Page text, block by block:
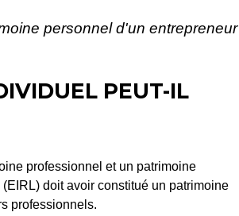
personnel d'un entrepreneur
PEUT-IL
professionnel et un patrimoine
doit avoir constitué un patrimoine
professionnels.